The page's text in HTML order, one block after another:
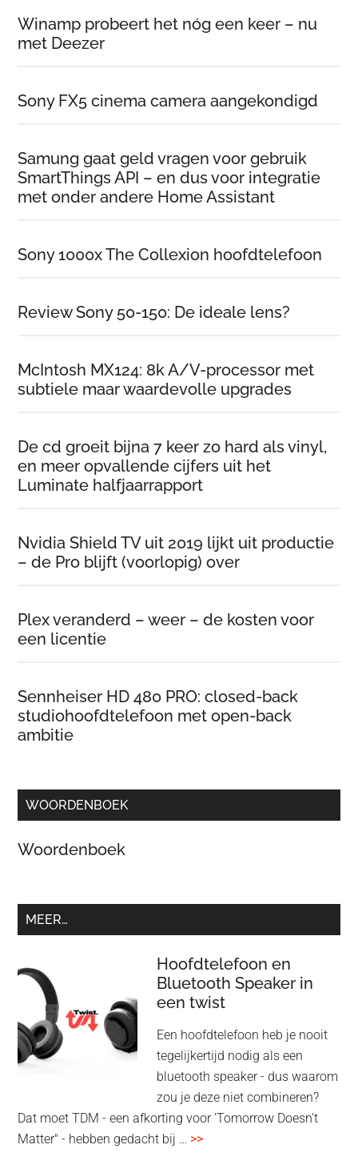
Winamp probeert het nóg een keer – nu
met Deezer
Sony FX5 cinema camera aangekondigd
Samung gaat geld vragen voor gebruik
SmartThings API – en dus voor integratie
met onder andere Home Assistant
Sony 1000x The Collexion hoofdtelefoon
Review Sony 50-150: De ideale lens?
McIntosh MX124: 8k A/V-processor met
subtiele maar waardevolle upgrades
De cd groeit bijna 7 keer zo hard als vinyl,
en meer opvallende cijfers uit het
Luminate halfjaarrapport
Nvidia Shield TV uit 2019 lijkt uit productie
– de Pro blijft (voorlopig) over
Plex veranderd – weer – de kosten voor
een licentie
Sennheiser HD 480 PRO: closed-back
studiohoofdtelefoon met open-back
ambitie
WOORDENBOEK
Woordenboek
MEER…
Hoofdtelefoon en
Bluetooth Speaker in
een twist
Een hoofdtelefoon heb je nooit
tegelijkertijd nodig als een
bluetooth speaker - dus waarom
zou je deze niet combineren?
Dat moet TDM - een afkorting voor 'Tomorrow Doesn't
Matter" - hebben gedacht bij … >>overHoofdtelefoon